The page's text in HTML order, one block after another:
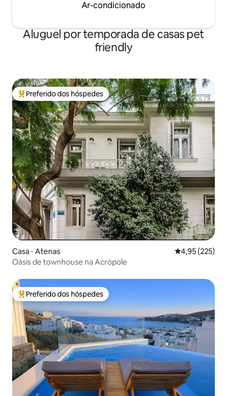
Ar-condicionado
Aluguel por temporada de casas pet
friendly
Entre os melhores preferidos dos hóspedes
Preferido dos hóspedes
Casa ⋅ Atenas 4,95 de uma
4,95 (225)
Oásis de townhouse na Acrópole
Entre os melhores preferidos dos hóspedes
Preferido dos hóspedes